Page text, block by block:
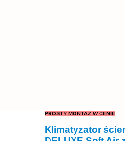
PROSTY MONTAŻ W CENIE
Klimatyzator